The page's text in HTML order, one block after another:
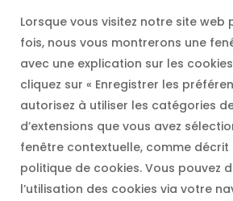
Lorsque vous visitez notre site web
fois, nous vous montrerons une
avec une explication sur les
cliquez sur « Enregistrer les
autorisez à utiliser les catégories
d’extensions que vous avez
fenêtre contextuelle, comme
politique de cookies. Vous pouvez
l’utilisation des cookies via votre